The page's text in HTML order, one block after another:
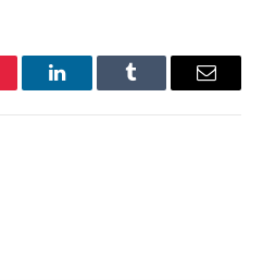
LinkedInTumblr Имэйл